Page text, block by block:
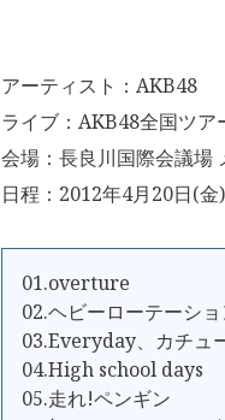
アーティスト：AKB48
ライブ：AKB48全国ツ
会場：長良川国際会議場
日程：2012年4月20日(金)
01.overture
02.ヘビーローテーショ
03.Everyday、カチュ
04.High school days
05.走れ!ペンギン